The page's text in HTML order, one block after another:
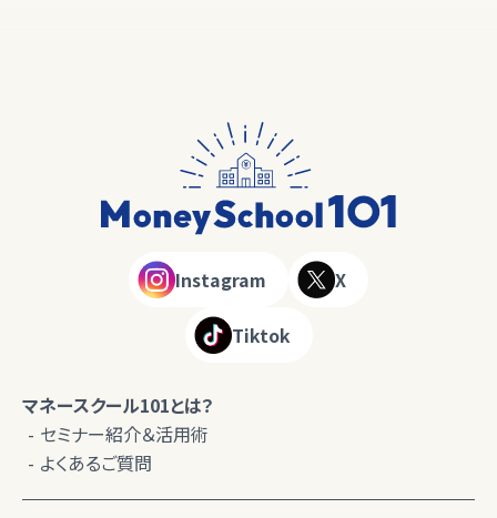
Instagram X
Tiktok
マネースクール101とは？
セミナー紹介＆活用術
よくあるご質問